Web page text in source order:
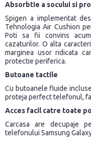
Absorbtie a socului si
Spigen a implementat
Tehnologia Air Cushion
Poti sa fii convins
cazaturilor. O alta
marginea usor ridicata
protectie periferica.
Butoane tactile
Cu butoanele fluide
proteja perfect telefonul,
Acces facil catre toate
Carcasa are decupaje
telefonului Samsung